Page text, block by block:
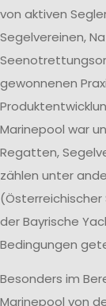
von aktiven
Segelvereinen,
gewonnenen
Marinepool war
Regatten,
zählen unter
der Bayrische
Bedingungen
Besonders im
Marinepool von